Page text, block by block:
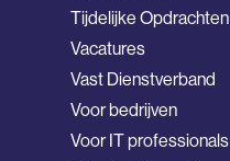
Tijdelijke Opdrachten
Vacatures
Vast Dienstverband
Voor bedrijven
Voor IT professionals